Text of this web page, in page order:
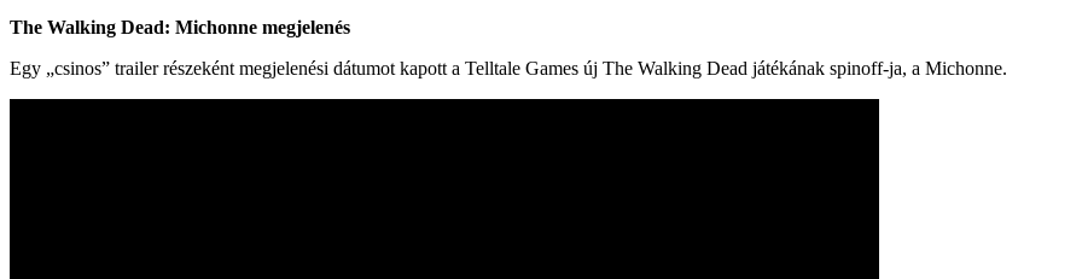
The Walking Dead: Michonne megjelenés
Egy „csinos” trailer részeként megjelenési dátumot kapott a Telltale Games új The Walking Dead játékának spinoff-ja, a Michonne.